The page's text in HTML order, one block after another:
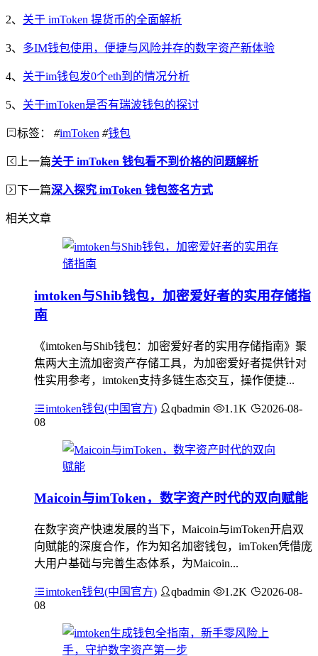
2、 关于 imToken 提货币的全面解析
3、 多IM钱包使用，便捷与风险并存的数字资产新体验
4、 关于im钱包发0个eth到的情况分析
5、 关于imToken是否有瑞波钱包的探讨
标签： #imToken #钱包
上一篇关于 imToken 钱包看不到价格的问题解析
下一篇深入探究 imToken 钱包签名方式
相关文章
imtoken与Shib钱包，加密爱好者的实用存储指
南
《imtoken与Shib钱包：加密爱好者的实用存储指南》聚
焦两大主流加密资产存储工具，为加密爱好者提供针对
性实用参考，imtoken支持多链生态交互，操作便捷...
imtoken钱包(中国官方) qbadmin 1.1K
2026-08-
08
Maicoin与imToken，数字资产时代的双向赋能
在数字资产快速发展的当下，Maicoin与imToken开启双
向赋能的深度合作，作为知名加密钱包，imToken凭借庞
大用户基础与完善生态体系，为Maicoin...
imtoken钱包(中国官方) qbadmin 1.2K
2026-08-
08